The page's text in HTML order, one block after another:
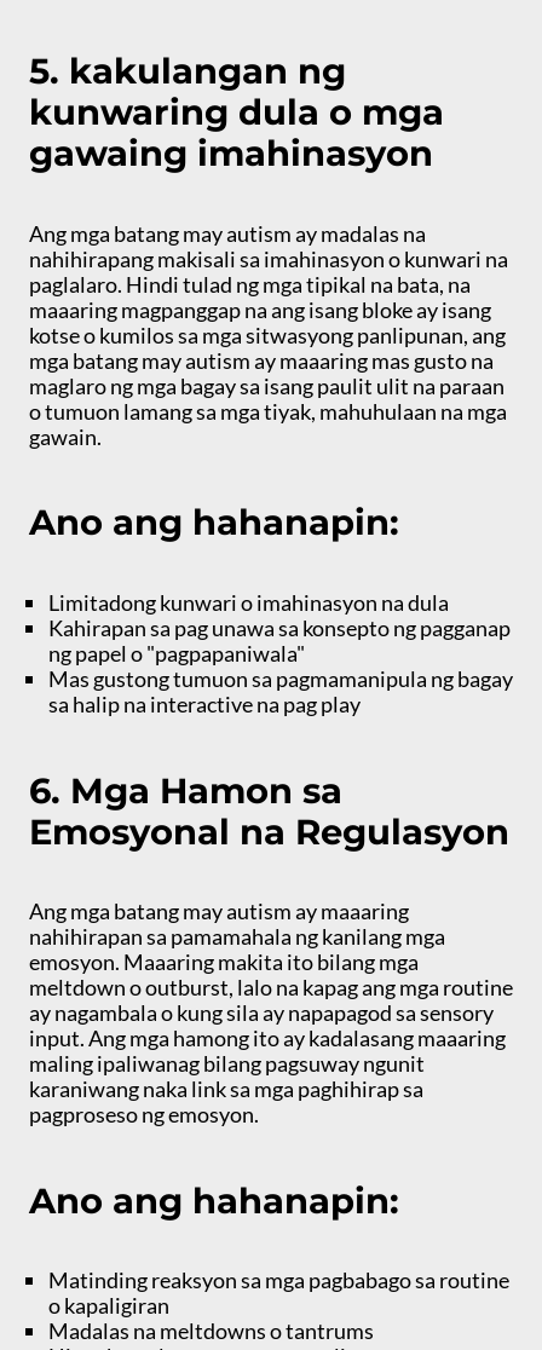
5. kakulangan ng
kunwaring dula o mga
gawaing imahinasyon
Ang mga batang may autism ay madalas na
nahihirapang makisali sa imahinasyon o kunwari na
paglalaro. Hindi tulad ng mga tipikal na bata, na
maaaring magpanggap na ang isang bloke ay isang
kotse o kumilos sa mga sitwasyong panlipunan, ang
mga batang may autism ay maaaring mas gusto na
maglaro ng mga bagay sa isang paulit ulit na paraan
o tumuon lamang sa mga tiyak, mahuhulaan na mga
gawain.
Ano ang hahanapin:
Limitadong kunwari o imahinasyon na dula
Kahirapan sa pag unawa sa konsepto ng pagganap
ng papel o "pagpapaniwala"
Mas gustong tumuon sa pagmamanipula ng bagay
sa halip na interactive na pag play
6. Mga Hamon sa
Emosyonal na Regulasyon
Ang mga batang may autism ay maaaring
nahihirapan sa pamamahala ng kanilang mga
emosyon. Maaaring makita ito bilang mga
meltdown o outburst, lalo na kapag ang mga routine
ay nagambala o kung sila ay napapagod sa sensory
input. Ang mga hamong ito ay kadalasang maaaring
maling ipaliwanag bilang pagsuway ngunit
karaniwang naka link sa mga paghihirap sa
pagproseso ng emosyon.
Ano ang hahanapin:
Matinding reaksyon sa mga pagbabago sa routine
o kapaligiran
Madalas na meltdowns o tantrums